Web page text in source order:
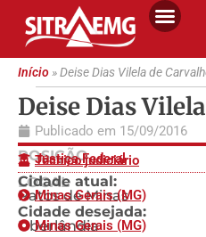
Início»Deise Dias Vilela de
Deise Dias
Publicado em 15/09/2016
POSIÇÃO
Justiça Federal
Técnico judiciário
LOCAL
Cidade atual:
Patos de Minas
Minas Gerais (MG)
Cidade desejada:
Uberlândia
Minas Gerais (MG)